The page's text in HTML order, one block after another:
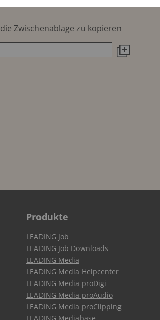
Zwischenablage zu kopieren
Produkte
LEADING Job
LEADING Job Downloads
LEADING Media
LEADING Media Helpcenter
LEADING Media proDigi
LEADING Media proAudio
LEADING Media proClipping